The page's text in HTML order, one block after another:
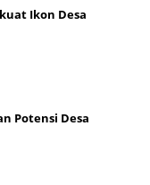
Ikon Desa
Potensi Desa